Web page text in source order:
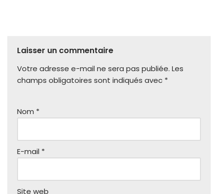
Laisser un commentaire
Votre adresse e-mail ne sera pas publiée. Les
champs obligatoires sont indiqués avec *
Nom *
E-mail *
Site web